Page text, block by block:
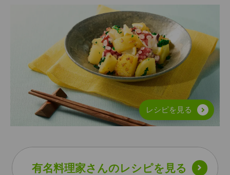
レシピを見る
有名料理家さんの​レシピを見る​